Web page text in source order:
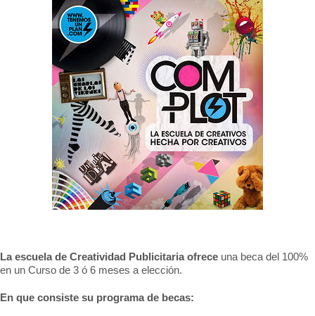
La escuela de Creatividad Publicitariaofrece una beca del 100%
en un Curso de 3 ó 6 meses a elección.
En que consiste su programa de becas: